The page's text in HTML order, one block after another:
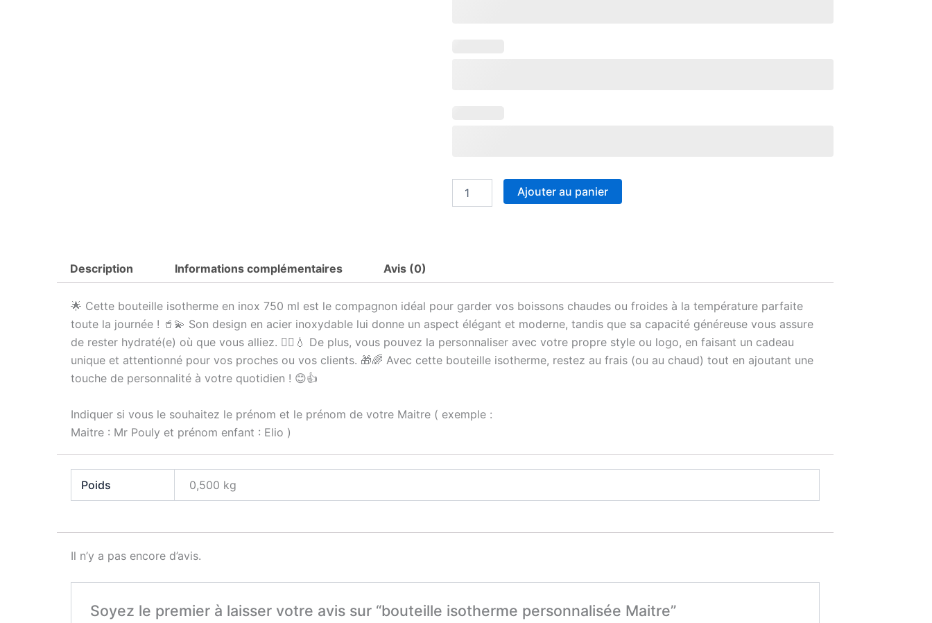
Ajouter au panier
Description Informations complémentaires Avis (0)
🌟 Cette bouteille isotherme en inox 750 ml est le compagnon idéal pour garder vos boissons chaudes ou froides à la température parfaite
toute la journée ! 🥤💫 Son design en acier inoxydable lui donne un aspect élégant et moderne, tandis que sa capacité généreuse vous assure
de rester hydraté(e) où que vous alliez. 🚶‍♂️💧 De plus, vous pouvez la personnaliser avec votre propre style ou logo, en faisant un cadeau
unique et attentionné pour vos proches ou vos clients. 🎁🌈 Avec cette bouteille isotherme, restez au frais (ou au chaud) tout en ajoutant une
touche de personnalité à votre quotidien ! 😊👍
Indiquer si vous le souhaitez le prénom et le prénom de votre Maitre ( exemple :
Maitre : Mr Pouly et prénom enfant : Elio )
Poids 0,500 kg
Il n’y a pas encore d’avis.
Soyez le premier à laisser votre avis sur “bouteille isotherme personnalisée Maitre”